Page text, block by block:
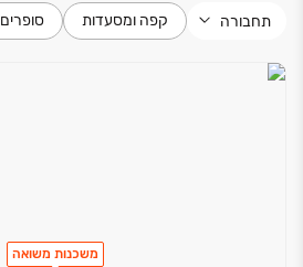
תחבורה קפה ומסעדות סופרים
משכנות משואה